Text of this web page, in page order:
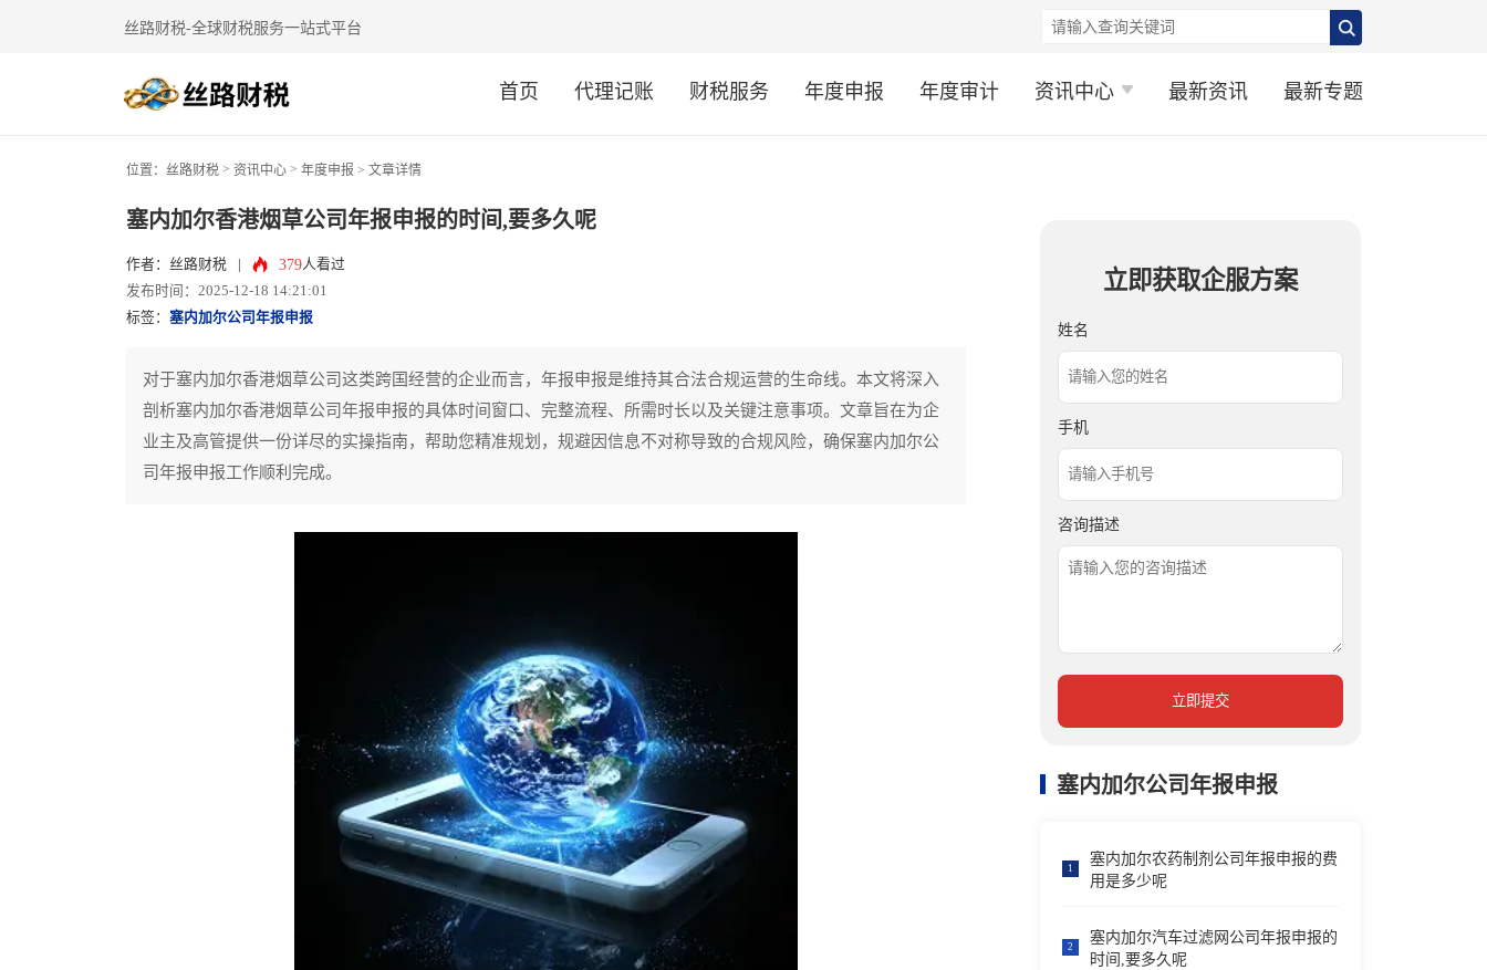
丝路财税-全球财税服务一站式平台
首页 代理记账 财税服务 年度申报 年度审计 资讯中心 最新资讯 最新专题
位置： 丝路财税 > 资讯中心 > 年度申报 > 文章详情
塞内加尔香港烟草公司年报申报的时间,要多久呢
作者：丝路财税 379人看过
发布时间：2025-12-18 14:21:01
标签： 塞内加尔公司年报申报
对于塞内加尔香港烟草公司这类跨国经营的企业而言，年报申报是维持其合法合规运营的生命线。本文将深入
剖析塞内加尔香港烟草公司年报申报的具体时间窗口、完整流程、所需时长以及关键注意事项。文章旨在为企
业主及高管提供一份详尽的实操指南，帮助您精准规划，规避因信息不对称导致的合规风险，确保塞内加尔公
司年报申报工作顺利完成。
立即获取企服方案
姓名
手机
咨询描述
立即提交
塞内加尔公司年报申报
1
塞内加尔农药制剂公司年报申报的费
用是多少呢
2
塞内加尔汽车过滤网公司年报申报的
时间,要多久呢